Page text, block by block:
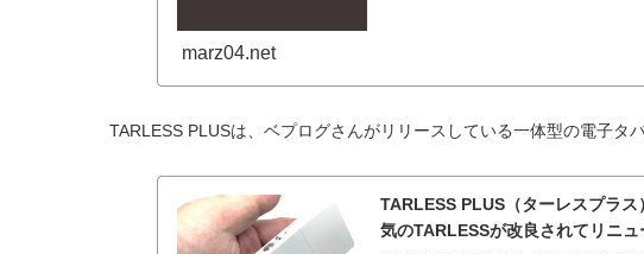
marz04.net
TARLESS PLUSは、ベプログさんがリリースしている一体型の電子タバ
TARLESS PLUS（ターレスプラ
気のTARLESSが改良されてリニュ